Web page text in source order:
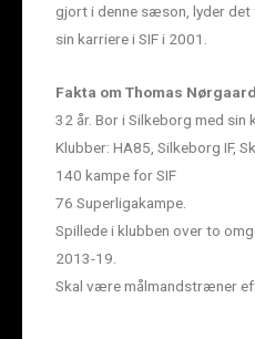
gjort i denne sæson, lyder
sin karriere i SIF i 2001.
Fakta om Thomas
32 år. Bor i Silkeborg med sin
Klubber: HA85, Silkeborg IF,
140 kampe for SIF
76 Superligakampe.
Spillede i klubben over to
2013-19.
Skal være målmandstræner